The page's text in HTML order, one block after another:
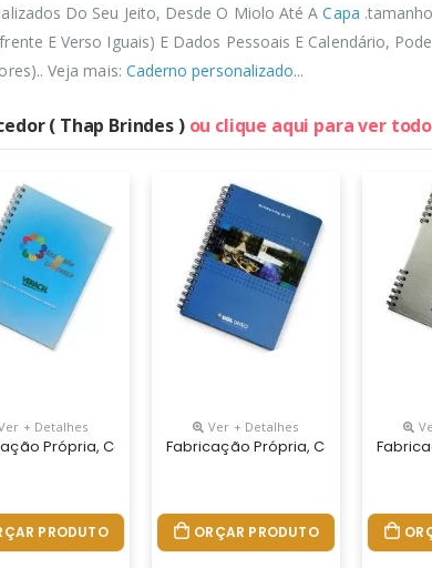
Do Seu Jeito, Desde O Miolo Até ACapa
E Verso Iguais) E Dados Pessoais E Calendário,
Veja mais: Caderno personalizado...
( Thap Brindes ) ou clique aqui para ver
Do Seu Jeito.tamanhos 15x21,18x25 E 21x28
+ Detalhes
Própria, Cadernos Personalizados Do Seu
PRODUTO
Ver + Detalhes
Fabricação Própria, Cadernos
ORÇAR PRODUTO